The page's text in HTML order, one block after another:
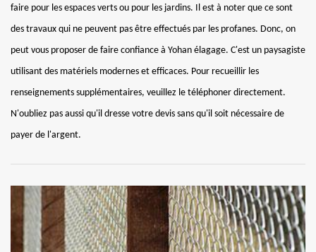
faire pour les espaces verts ou pour les jardins. Il est à noter que ce sont
des travaux qui ne peuvent pas être effectués par les profanes. Donc, on
peut vous proposer de faire confiance à Yohan élagage. C'est un paysagiste
utilisant des matériels modernes et efficaces. Pour recueillir les
renseignements supplémentaires, veuillez le téléphoner directement.
N'oubliez pas aussi qu'il dresse votre devis sans qu'il soit nécessaire de
payer de l'argent.